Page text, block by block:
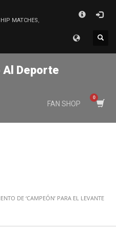
MATCHES,
Deporte
FAN SHOP
DE ‘CAMPEÓN’ PARA EL LEVANTE